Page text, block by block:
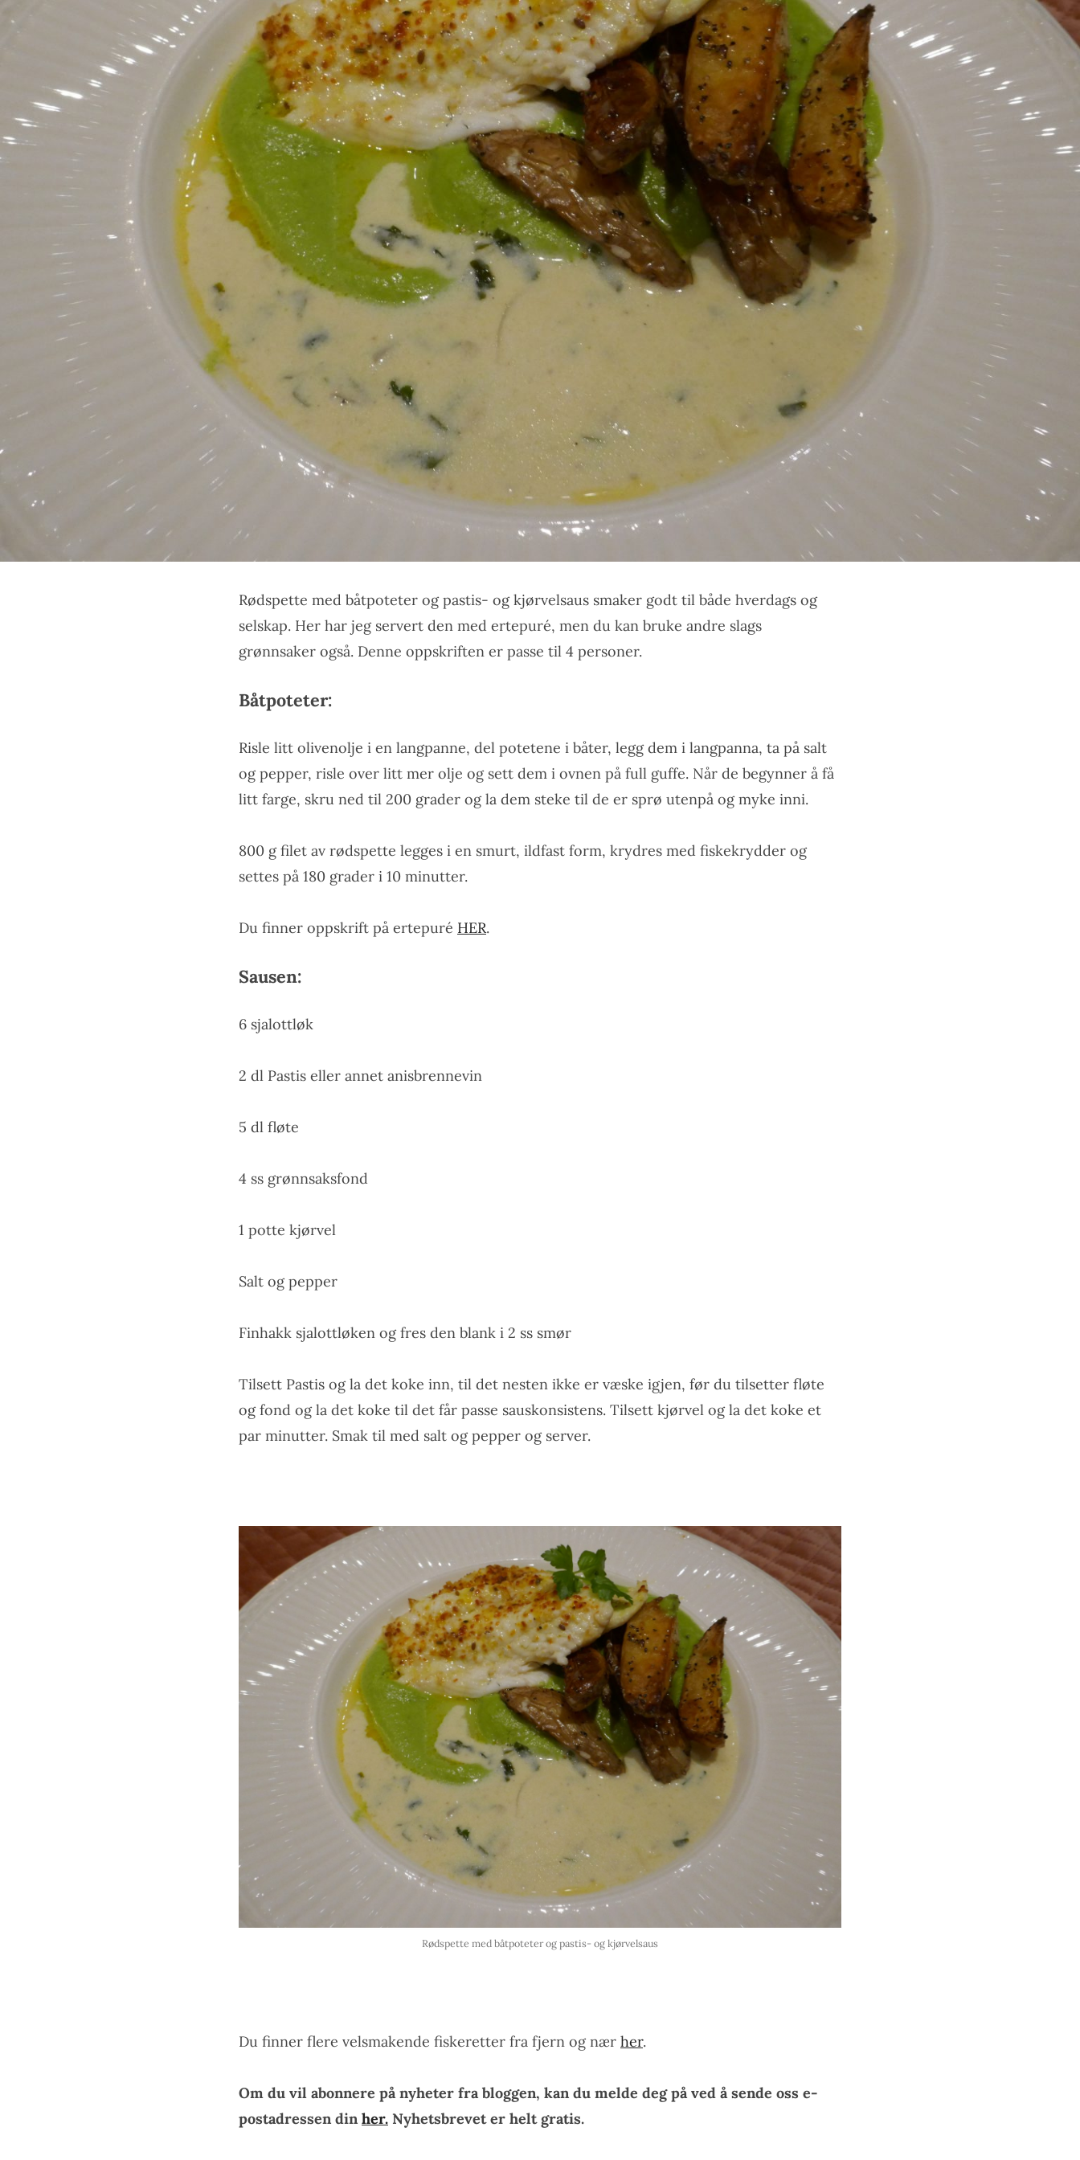
Rødspette med båtpoteter og pastis- og kjørvelsaus smaker godt til både hverdags og
selskap. Her har jeg servert den med ertepuré, men du kan bruke andre slags
grønnsaker også. Denne oppskriften er passe til 4 personer.
Båtpoteter:
Risle litt olivenolje i en langpanne, del potetene i båter, legg dem i langpanna, ta på salt
og pepper, risle over litt mer olje og sett dem i ovnen på full guffe. Når de begynner å få
litt farge, skru ned til 200 grader og la dem steke til de er sprø utenpå og myke inni.
800 g filet av rødspette legges i en smurt, ildfast form, krydres med fiskekrydder og
settes på 180 grader i 10 minutter.
Du finner oppskrift på ertepuré HER.
Sausen:
6 sjalottløk
2 dl Pastis eller annet anisbrennevin
5 dl fløte
4 ss grønnsaksfond
1 potte kjørvel
Salt og pepper
Finhakk sjalottløken og fres den blank i 2 ss smør
Tilsett Pastis og la det koke inn, til det nesten ikke er væske igjen, før du tilsetter fløte
og fond og la det koke til det får passe sauskonsistens. Tilsett kjørvel og la det koke et
par minutter. Smak til med salt og pepper og server.
Rødspette med båtpoteter og pastis- og kjørvelsaus
Du finner flere velsmakende fiskeretter fra fjern og nær her.
Om du vil abonnere på nyheter fra bloggen, kan du melde deg på ved å sende oss e-
postadressen din her. Nyhetsbrevet er helt gratis.